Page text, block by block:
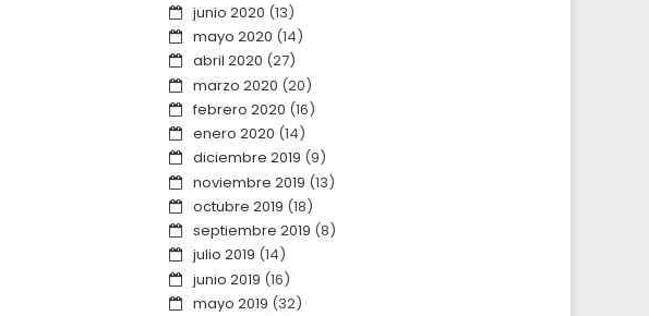
junio 2020 (13)
mayo 2020 (14)
abril 2020 (27)
marzo 2020 (20)
febrero 2020 (16)
enero 2020 (14)
diciembre 2019 (9)
noviembre 2019 (13)
octubre 2019 (18)
septiembre 2019 (8)
julio 2019 (14)
junio 2019 (16)
mayo 2019 (32)